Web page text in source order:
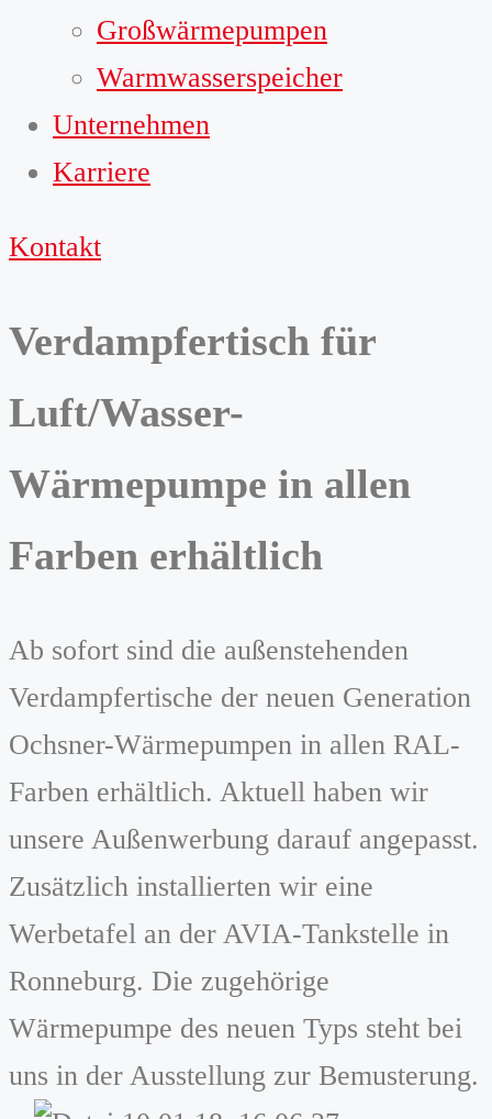
Großwärmepumpen
Warmwasserspeicher
Unternehmen
Karriere
Kontakt
Verdampfertisch für
Luft/Wasser-
Wärmepumpe in allen
Farben erhältlich
Ab sofort sind die außenstehenden
Verdampfertische der neuen Generation
Ochsner-Wärmepumpen in allen RAL-
Farben erhältlich. Aktuell haben wir
unsere Außenwerbung darauf angepasst.
Zusätzlich installierten wir eine
Werbetafel an der AVIA-Tankstelle in
Ronneburg. Die zugehörige
Wärmepumpe des neuen Typs steht bei
uns in der Ausstellung zur Bemusterung.